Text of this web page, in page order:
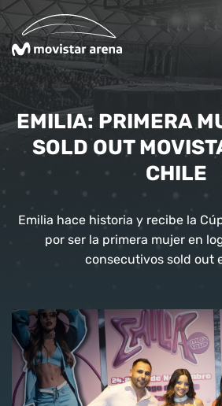
Click acá para ir directamente al
Cartelera
Planifica tu visita
Arena News
Reservas
Nosotros
EMILIA: PRIMERA
SOLD OUT
CHILE
Emilia hace historia y recibe la
por ser la primera mujer en
consecutivos sold out